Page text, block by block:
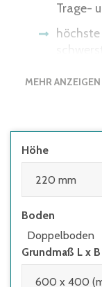
Trage-
MEHR ANZEIGEN
Höhe
Boden
Doppelboden
Grundmaß L x B